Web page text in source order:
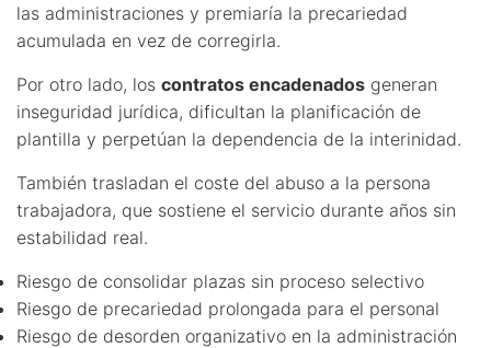
las administraciones y premiaría la precariedad
acumulada en vez de corregirla.
Por otro lado, los contratos encadenados generan
inseguridad jurídica, dificultan la planificación de
plantilla y perpetúan la dependencia de la interinidad.
También trasladan el coste del abuso a la persona
trabajadora, que sostiene el servicio durante años sin
estabilidad real.
Riesgo de consolidar plazas sin proceso selectivo
Riesgo de precariedad prolongada para el personal
Riesgo de desorden organizativo en la administración